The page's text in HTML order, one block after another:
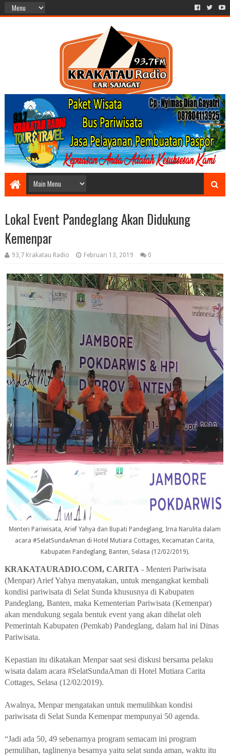
Lokal Event Pandeglang Akan Didukung
Kemenpar
93,7 Krakatau Radio Februari 13, 2019 0
Menteri Pariwisata, Arief Yahya dan Bupati Pandeglang, Irna Narulita dalam
acara #SelatSundaAman di Hotel Mutiara Cottages, Kecamatan Carita,
Kabupaten Pandeglang, Banten, Selasa (12/02/2019).
KRAKATAURADIO.COM, CARITA - Menteri Pariwisata
(Menpar) Arief Yahya menyatakan, untuk mengangkat kembali
kondisi pariwisata di Selat Sunda khususnya di Kabupaten
Pandeglang, Banten, maka Kementerian Pariwisata (Kemenpar)
akan mendukung segala bentuk event yang akan dihelat oleh
Pemerintah Kabupaten (Pemkab) Pandeglang, dalam hal ini Dinas
Pariwisata.
Kepastian itu dikatakan Menpar saat sesi diskusi bersama pelaku
wisata dalam acara #SelatSundaAman di Hotel Mutiara Carita
Cottages, Selasa (12/02/2019).
Awalnya, Menpar mengatakan untuk memulihkan kondisi
pariwisata di Selat Sunda Kemenpar mempunyai 50 agenda.
“Jadi ada 50, 49 sebenarnya program semacam ini program
pemulihan, taglinenya besarnya yaitu selat sunda aman, waktu itu